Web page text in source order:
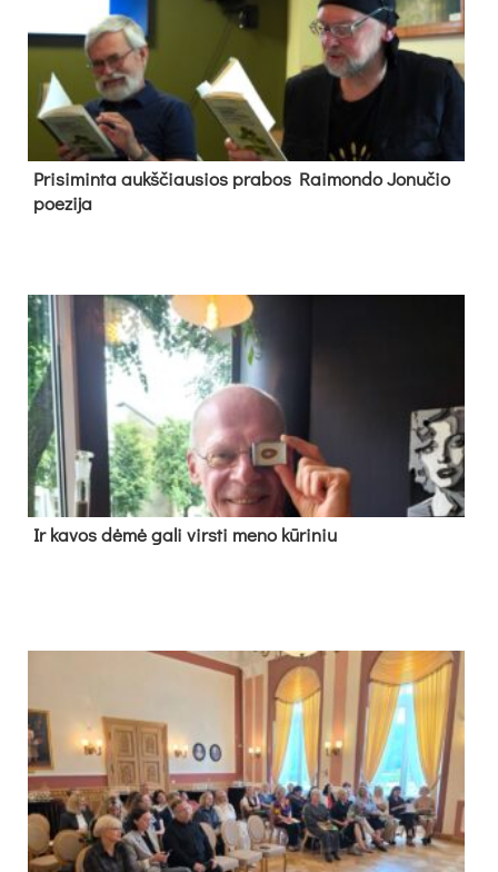
Pri­si­min­ta aukš­čiau­sios pra­bos Rai­mon­do Jo­nu­čio
poe­zi­ja
Ir ka­vos dė­mė ga­li virs­ti me­no kū­ri­niu